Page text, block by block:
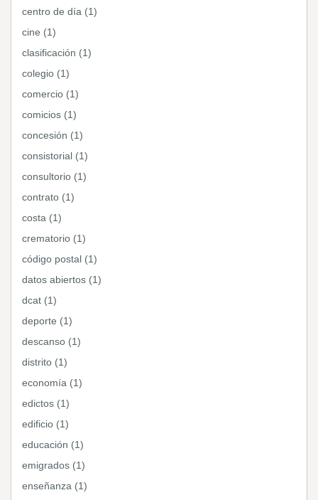
centro de día (1)
cine (1)
clasificación (1)
colegio (1)
comercio (1)
comicios (1)
concesión (1)
consistorial (1)
consultorio (1)
contrato (1)
costa (1)
crematorio (1)
código postal (1)
datos abiertos (1)
dcat (1)
deporte (1)
descanso (1)
distrito (1)
economía (1)
edictos (1)
edificio (1)
educación (1)
emigrados (1)
enseñanza (1)